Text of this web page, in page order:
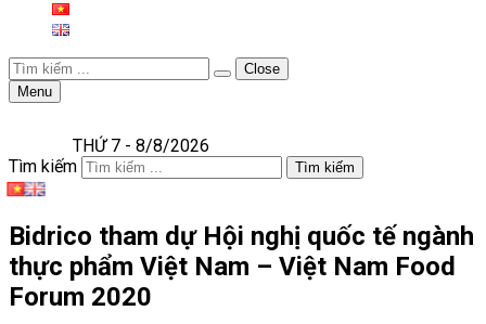
Close
Menu
THỨ 7 - 8/8/2026
Tìm kiếm
Tìm kiếm
Bidrico tham dự Hội nghị quốc tế ngành
thực phẩm Việt Nam – Việt Nam Food
Forum 2020